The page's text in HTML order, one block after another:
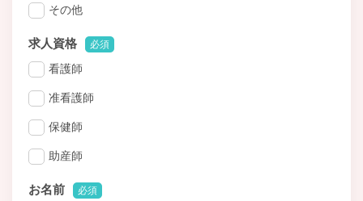
その他
求人資格 必須
看護師
准看護師
保健師
助産師
お名前 必須